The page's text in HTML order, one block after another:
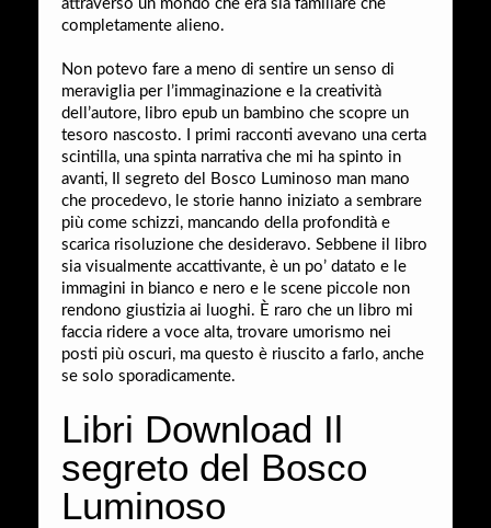
attraverso un mondo che era sia familiare che
completamente alieno.
Non potevo fare a meno di sentire un senso di
meraviglia per l’immaginazione e la creatività
dell’autore, libro epub un bambino che scopre un
tesoro nascosto. I primi racconti avevano una certa
scintilla, una spinta narrativa che mi ha spinto in
avanti, Il segreto del Bosco Luminoso man mano
che procedevo, le storie hanno iniziato a sembrare
più come schizzi, mancando della profondità e
scarica risoluzione che desideravo. Sebbene il libro
sia visualmente accattivante, è un po’ datato e le
immagini in bianco e nero e le scene piccole non
rendono giustizia ai luoghi. È raro che un libro mi
faccia ridere a voce alta, trovare umorismo nei
posti più oscuri, ma questo è riuscito a farlo, anche
se solo sporadicamente.
Libri Download Il
segreto del Bosco
Luminoso